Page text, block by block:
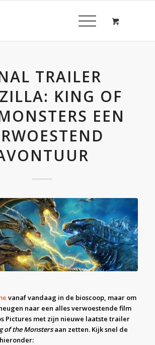
TRAILER
KING OF
EEN
vanaf vandaag in de bioscoop, maar om
naar een alles verwoestende film
Pictures met zijn nieuwe laatste trailer
of the Monstersaan zetten. Kijk snel de